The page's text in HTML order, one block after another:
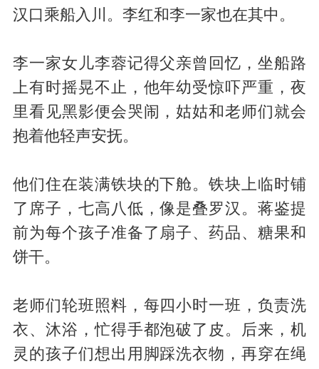
汉口乘船入川。李红和李一家也在其中。
李一家女儿李蓉记得父亲曾回忆，坐船路
上有时摇晃不止，他年幼受惊吓严重，夜
里看见黑影便会哭闹，姑姑和老师们就会
抱着他轻声安抚。
他们住在装满铁块的下舱。铁块上临时铺
了席子，七高八低，像是叠罗汉。蒋鉴提
前为每个孩子准备了扇子、药品、糖果和
饼干。
老师们轮班照料，每四小时一班，负责洗
衣、沐浴，忙得手都泡破了皮。后来，机
灵的孩子们想出用脚踩洗衣物，再穿在绳